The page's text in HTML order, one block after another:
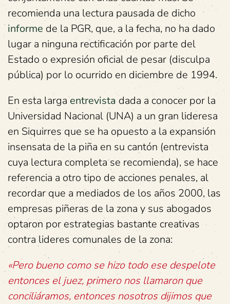
recomienda una lectura pausada de dicho
informe de la PGR, que, a la fecha, no ha dado
lugar a ninguna rectificación por parte del
Estado o expresión oficial de pesar (disculpa
pública) por lo ocurrido en diciembre de 1994.
En esta largaentrevista dada a conocer por la
Universidad Nacional (UNA) a un gran lideresa
en Siquirres que se ha opuesto a la expansión
insensata de la piña en su cantón (entrevista
cuya lectura completa se recomienda), se hace
referencia a otro tipo de acciones penales, al
recordar que a mediados de los años 2000, las
empresas piñeras de la zona y sus abogados
optaron por estrategias bastante creativas
contra lideres comunales de la zona:
«Pero bueno como se hizo todo ese despelote
entonces el juez, primero nos llamaron que
conciliáramos, entonces nosotros dijimos que